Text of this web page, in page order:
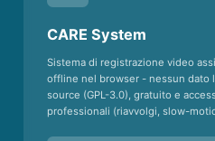
CARE System
Sistema di registrazione video
offline nel browser - nessun dato
source (GPL-3.0), gratuito e
professionali (riavvolgi, slow-